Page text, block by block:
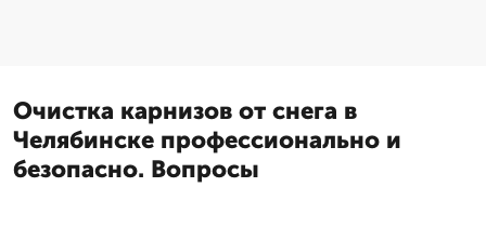
Очистка карнизов от снега в
Челябинске профессионально и
безопасно. Вопросы